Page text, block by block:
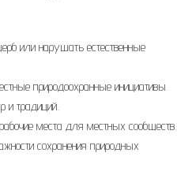
или нарушать естественные
природоохранные инициативы.
и традиций.
места для местных сообществ.
сохранения природных